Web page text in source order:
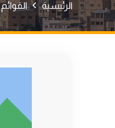
الرئيسية القوائم